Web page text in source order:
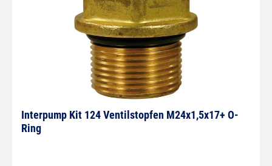
Interpump Kit 124 Ventilstopfen M24x1,5x17+ O-
Ring